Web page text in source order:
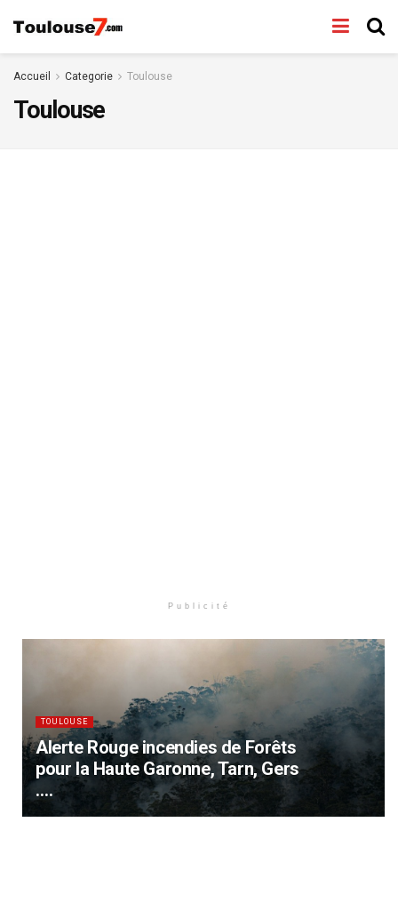
Accueil Categorie Toulouse
Toulouse
Publicité
TOULOUSE
Alerte Rouge incendies de Forêts
pour la Haute Garonne, Tarn, Gers
….